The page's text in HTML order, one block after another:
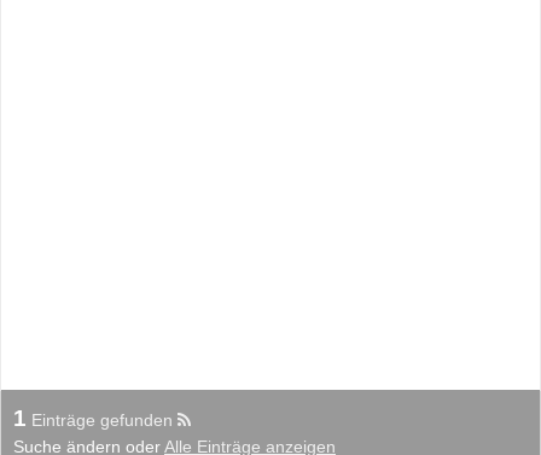
1 Einträge gefunden
Suche ändern oderAlle Einträge anzeigen